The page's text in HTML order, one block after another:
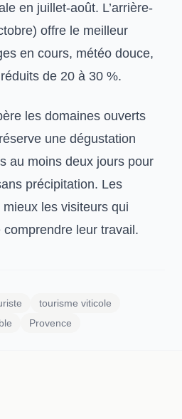
en juillet-août. L’arrière-
offre le meilleur
en cours, météo douce,
de 20 à 30 %.
les domaines ouverts
une dégustation
au moins deux jours pour
précipitation. Les
les visiteurs qui
leur travail.
tourisme viticole
Provence